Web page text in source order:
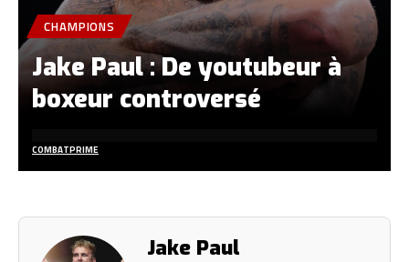
CHAMPIONS
Jake Paul : De youtubeur à
boxeur controversé
COMBATPRIME
Jake Paul